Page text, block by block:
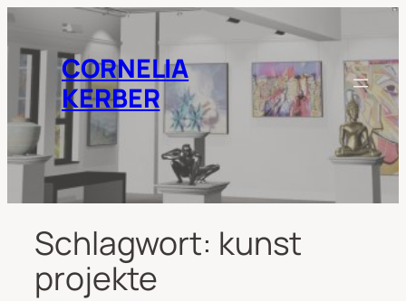
springenCORNELIA
KERBER
Schlagwort: kunst
projekte